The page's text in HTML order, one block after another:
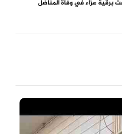
برقية عزاء في وفاة المناضل